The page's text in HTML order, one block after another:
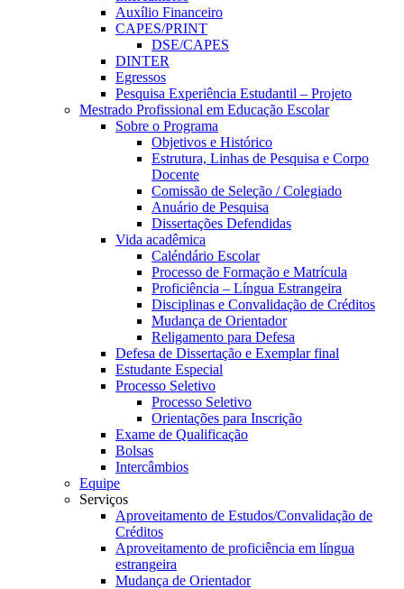
Auxílio Financeiro
CAPES/PRINT
DSE/CAPES
DINTER
Egressos
Pesquisa Experiência Estudantil – Projeto
Mestrado Profissional em Educação Escolar
Sobre o Programa
Objetivos e Histórico
Estrutura, Linhas de Pesquisa e Corpo
Docente
Comissão de Seleção / Colegiado
Anuário de Pesquisa
Dissertações Defendidas
Vida acadêmica
Caléndário Escolar
Processo de Formação e Matrícula
Proficiência – Língua Estrangeira
Disciplinas e Convalidação de Créditos
Mudança de Orientador
Religamento para Defesa
Defesa de Dissertação e Exemplar final
Estudante Especial
Processo Seletivo
Processo Seletivo
Orientações para Inscrição
Exame de Qualificação
Bolsas
Intercâmbios
Equipe
Serviços
Aproveitamento de Estudos/Convalidação de
Créditos
Aproveitamento de proficiência em língua
estrangeira
Mudança de Orientador